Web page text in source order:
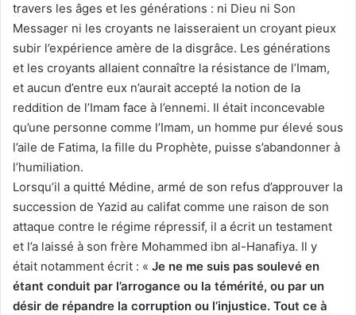
travers les âges et les générations : ni Dieu ni Son
Messager ni les croyants ne laisseraient un croyant pieux
subir l’expérience amère de la disgrâce. Les générations
et les croyants allaient connaître la résistance de l’Imam,
et aucun d’entre eux n’aurait accepté la notion de la
reddition de l’Imam face à l’ennemi. Il était inconcevable
qu’une personne comme l’Imam, un homme pur élevé sous
l’aile de Fatima, la fille du Prophète, puisse s’abandonner à
l’humiliation.
Lorsqu’il a quitté Médine, armé de son refus d’approuver la
succession de Yazid au califat comme une raison de son
attaque contre le régime répressif, il a écrit un testament
et l’a laissé à son frère Mohammed ibn al-Hanafiya. Il y
était notamment écrit : « Je ne me suis pas soulevé en
étant conduit par l’arrogance ou la témérité, ou par un
désir de répandre la corruption ou l’injustice. Tout ce à